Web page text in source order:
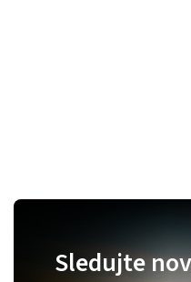
Sledujte